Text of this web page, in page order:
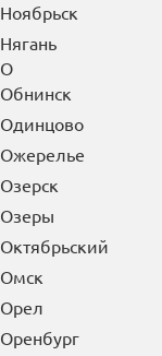
Ноябрьск
Нягань
О
Обнинск
Одинцово
Ожерелье
Озерск
Озеры
Октябрьский
Омск
Орел
Оренбург